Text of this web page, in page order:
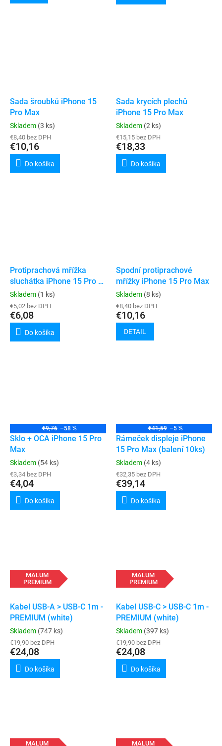
Sada šroubků iPhone 15
Pro Max
Skladem (3 ks)
€8,40 bez DPH
€10,16
Do košíka
Sada krycích plechů
iPhone 15 Pro Max
Skladem (2 ks)
€15,15 bez DPH
€18,33
Do košíka
Protiprachová mřížka
sluchátka iPhone 15 Pro /
15 Pro Max
Skladem (1 ks)
€5,02 bez DPH
€6,08
Do košíka
Spodní protiprachové
mřížky iPhone 15 Pro Max
Skladem (8 ks)
€8,40 bez DPH
€10,16
DETAIL
€9,76 –58 %
Sklo + OCA iPhone 15 Pro
Max
Skladem (54 ks)
€3,34 bez DPH
€4,04
Do košíka
€41,59 –5 %
Rámeček displeje iPhone
15 Pro Max (balení 10ks)
Skladem (4 ks)
€32,35 bez DPH
€39,14
Do košíka
MALUM
PREMIUM
Kabel USB-A > USB-C 1m -
PREMIUM (white)
Skladem (747 ks)
€19,90 bez DPH
€24,08
Do košíka
MALUM
PREMIUM
Kabel USB-C > USB-C 1m -
PREMIUM (white)
Skladem (397 ks)
€19,90 bez DPH
€24,08
Do košíka
MALUM MALUM